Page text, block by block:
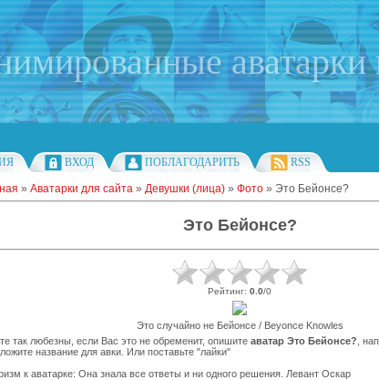
ВХОД ПОБЛАГОДАРИТЬ RSS
» Аватарки для сайта » Девушки (лица) » Фото » Это Бейонсе?
Это Бейонсе?
Рейтинг: 0.0/0
Это случайно не Бейонсе / Beyonce Knowles
так любезны, если Вас это не обременит, опишите аватар Это Бейонсе? ,
название для авки. Или поставьте "лайки"
к аватарке: Она знала все ответы и ни одного решения. Левант Оскар